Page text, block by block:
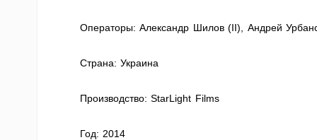
Операторы: Александр Шилов (II), Андрей
Страна: Украина
Производство: StarLight Films
Год: 2014